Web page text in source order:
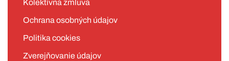
Kolektívna zmluva
Ochrana osobných údajov
Politika cookies
Zverejňovanie údajov